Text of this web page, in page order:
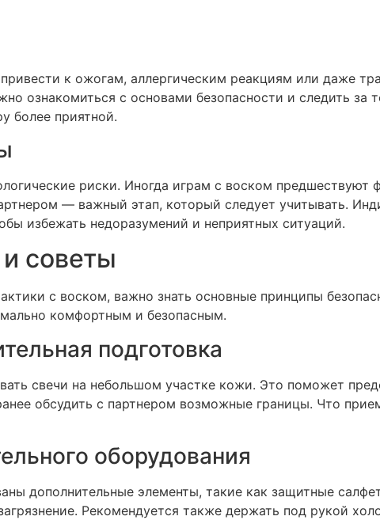
к ожогам, аллергическим реакциям или даже
ознакомиться с основами безопасности и следить за
более приятной.
риски. Иногда играм с воском предшествуют
— важный этап, который следует учитывать.
избежать недоразумений и неприятных ситуаций.
советы
с воском, важно знать основные принципы
комфортным и безопасным.
подготовка
свечи на небольшом участке кожи. Это поможет
обсудить с партнером возможные границы. Что
оборудования
дополнительные элементы, такие как защитные
Рекомендуется также держать под рукой